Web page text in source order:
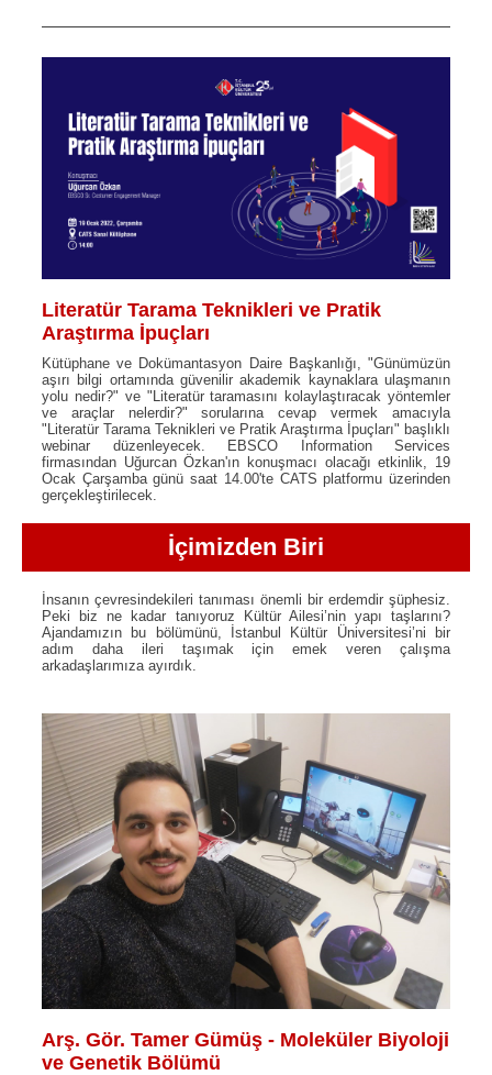
Literatür Tarama Teknikleri ve Pratik
Araştırma İpuçları
Kütüphane ve Dokümantasyon Daire Başkanlığı, "Günümüzün
aşırı bilgi ortamında güvenilir akademik kaynaklara ulaşmanın
yolu nedir?" ve "Literatür taramasını kolaylaştıracak yöntemler
ve araçlar nelerdir?" sorularına cevap vermek amacıyla
"Literatür Tarama Teknikleri ve Pratik Araştırma İpuçları" başlıklı
webinar düzenleyecek. EBSCO Information Services
firmasından Uğurcan Özkan'ın konuşmacı olacağı etkinlik, 19
Ocak Çarşamba günü saat 14.00'te CATS platformu üzerinden
gerçekleştirilecek.
İçimizden Biri
İnsanın çevresindekileri tanıması önemli bir erdemdir şüphesiz.
Peki biz ne kadar tanıyoruz Kültür Ailesi’nin yapı taşlarını?
Ajandamızın bu bölümünü, İstanbul Kültür Üniversitesi’ni bir
adım daha ileri taşımak için emek veren çalışma
arkadaşlarımıza ayırdık.
Arş. Gör. Tamer Gümüş - Moleküler Biyoloji
ve Genetik Bölümü